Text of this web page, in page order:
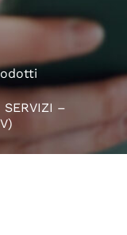
SERVIZI –